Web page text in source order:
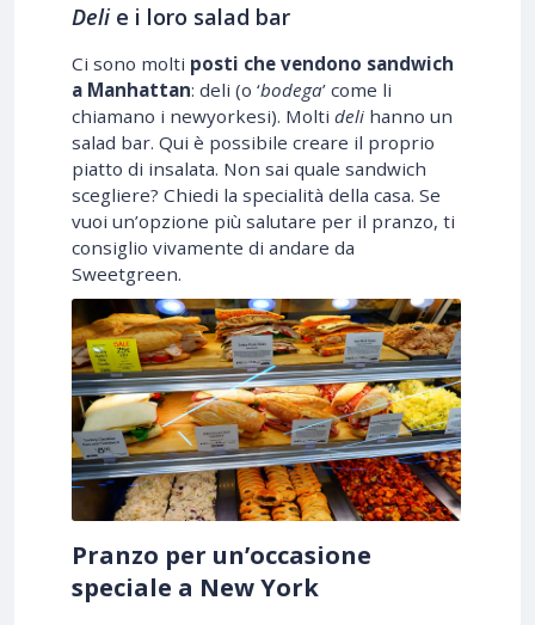
Delie i loro salad bar
Ci sono molti posti che vendono sandwich
a Manhattan: deli (o ‘bodega’ come li
chiamano i newyorkesi). Molti deli hanno un
salad bar. Qui è possibile creare il proprio
piatto di insalata. Non sai quale sandwich
scegliere? Chiedi la specialità della casa. Se
vuoi un’opzione più salutare per il pranzo, ti
consiglio vivamente di andare da
Sweetgreen.
Pranzo per un’occasione
speciale a New York